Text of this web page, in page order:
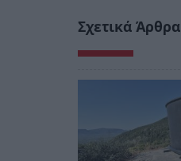
Σχετικά Άρθρα